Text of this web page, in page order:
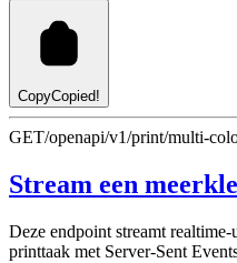
CopyCopied!
GET/openapi/v1/print/multi-
Stream een
Deze endpoint streamt
printtaak met Server-Sent